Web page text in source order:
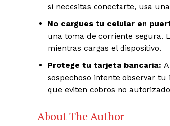
si necesitas conectarte, usa
No cargues tu celular en
una toma de corriente segura.
mientras cargas el dispositivo.
Protege tu tarjeta bancaria:
sospechoso intente observar
que eviten cobros no
About The Author